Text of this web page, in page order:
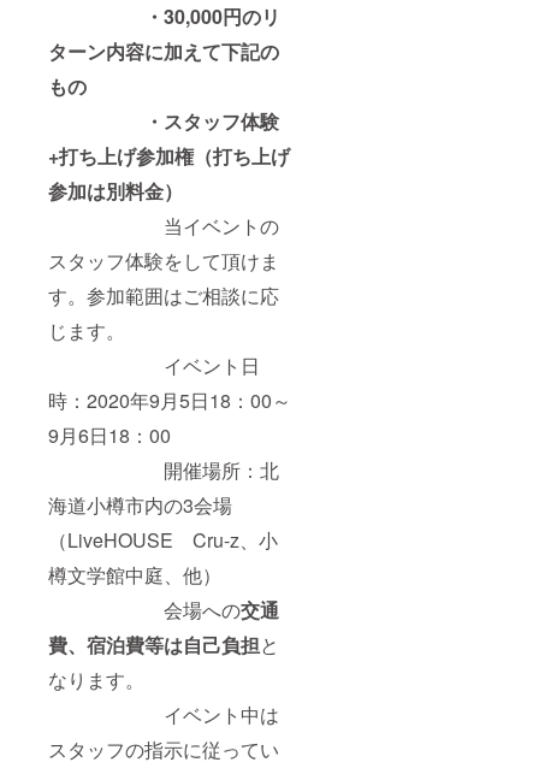
・30,000円のリ
ターン内容に加えて下記の
もの
・スタッフ体験
+打ち上げ参加権（打ち上げ
参加は別料金）
当イベントの
スタッフ体験をして頂けま
す。参加範囲はご相談に応
じます。
イベント日
時：2020年9月5日18：00～
9月6日18：00
開催場所：北
海道小樽市内の3会場
（LiveHOUSE Cru-z、小
樽文学館中庭、他）
会場への交通
費、宿泊費等は自己負担と
なります。
イベント中は
スタッフの指示に従ってい